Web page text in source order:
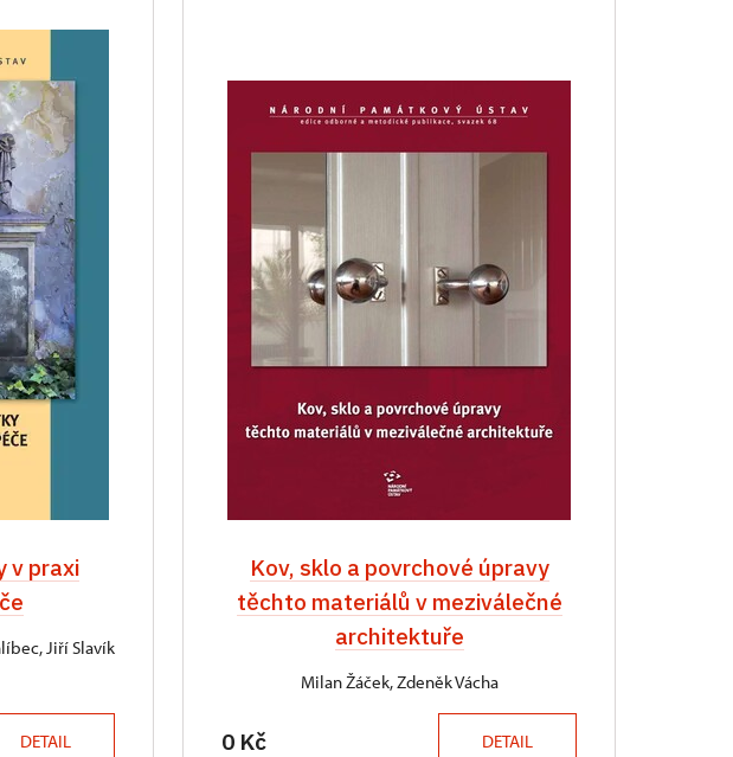
v praxi
Jiří Slavík
DETAIL
Kov, sklo a povrchové úpravy
těchto materiálů v meziválečné
architektuře
Milan Žáček, Zdeněk Vácha
0 Kč DETAIL